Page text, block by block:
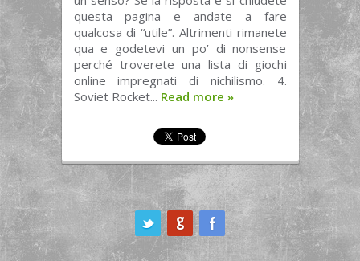
questa pagina e andate a fare
qualcosa di “utile”. Altrimenti rimanete
qua e godetevi un po’ di nonsense
perché troverete una lista di giochi
online impregnati di nichilismo. 4.
Soviet Rocket... Read more »